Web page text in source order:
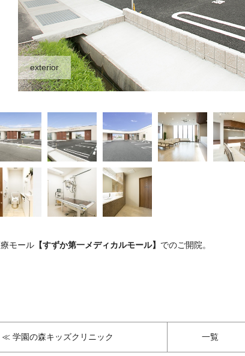
exterior
モール 【すずか第一メディカルモール】 でのご開院。
≪ 学園の森キッズクリニック 一覧